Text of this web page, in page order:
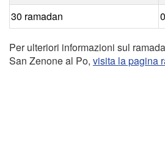
30 ramadan
Per ulteriori informazioni sul
San Zenone al Po, visita la pagina